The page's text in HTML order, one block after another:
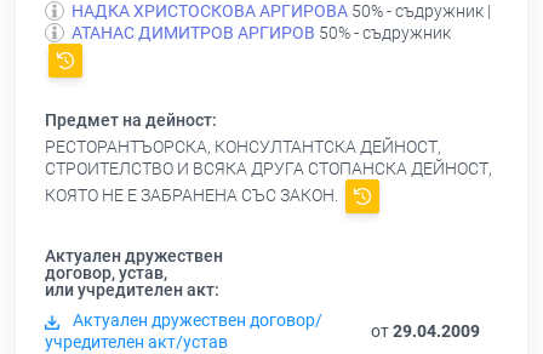
НАДКА ХРИСТОСКОВА АРГИРОВА 50% - съдружник |
АТАНАС ДИМИТРОВ АРГИРОВ 50% - съдружник
Предмет на дейност:
РЕСТОРАНТЪОРСКА, КОНСУЛТАНТСКА ДЕЙНОСТ,
СТРОИТЕЛСТВО И ВСЯКА ДРУГА СТОПАНСКА ДЕЙНОСТ,
КОЯТО НЕ Е ЗАБРАНЕНА СЪС ЗАКОН.
Актуален дружествен
договор, устав,
или учредителен акт:
Актуален дружествен договор/
учредителен акт/устав
от29.04.2009